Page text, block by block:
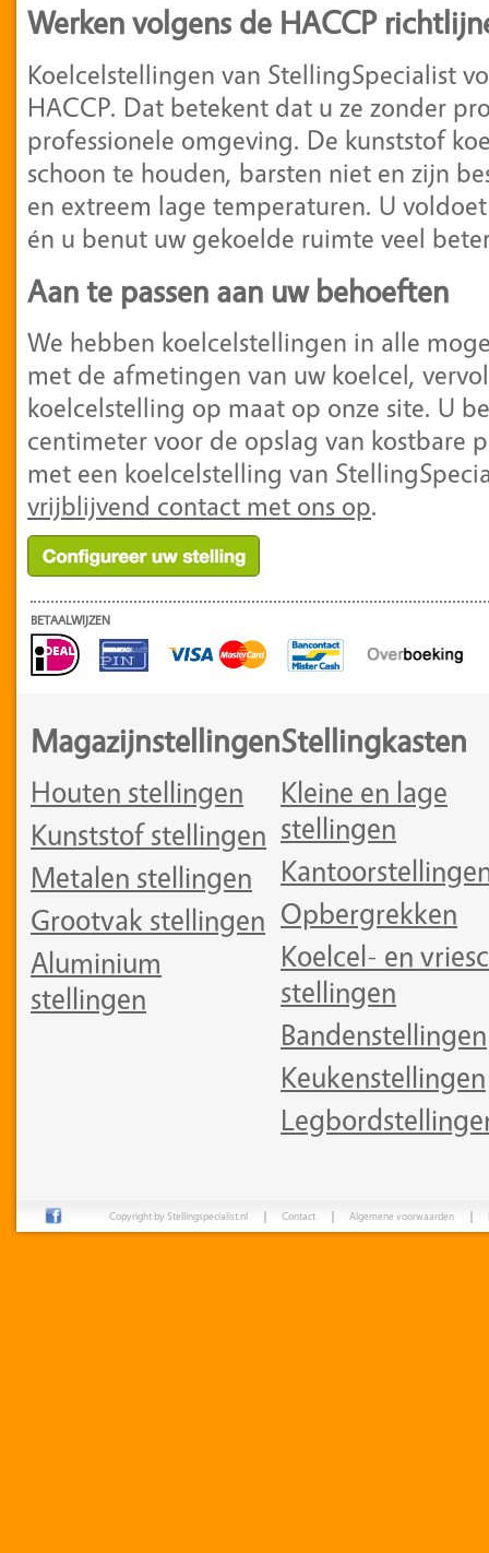
Werken volgens de HACCP
Koelcelstellingen van StellingSpecialist
HACCP. Dat betekent dat u ze zonder
professionele omgeving. De kunststof
schoon te houden, barsten niet en zijn
en extreem lage temperaturen. U
én u benut uw gekoelde ruimte veel
Aan te passen aan uw behoeften
We hebben koelcelstellingen in alle
met de afmetingen van uw koelcel,
koelcelstelling op maat op onze site. U
centimeter voor de opslag van kostbare
met een koelcelstelling van
vrijblijvend contact met ons op.
BETAALWIJZEN
Magazijnstellingen
Houten stellingen
Kunststof stellingen
Metalen stellingen
Grootvak stellingen
Aluminium
stellingen
Stellingkasten
Kleine en lage
stellingen
Opbergrekken
Koelcel- en
stellingen
Bandenstellingen
Keukenstellingen
Copyright by Stellingspecialist.nl Contact Algemene voorwaarden